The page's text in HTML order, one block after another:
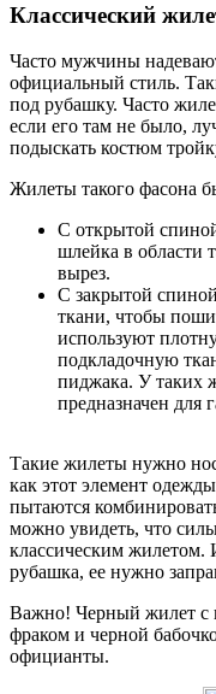
Классический
Часто мужчины
официальный стиль.
под рубашку. Часто
если его там не было,
подыскать костюм
Жилеты такого фасона
С открытой
шлейка в области
вырез.
С закрытой
ткани, чтобы
используют
подкладочную
пиджака. У таких
предназначен для
Такие жилеты нужно
как этот элемент
пытаются
можно увидеть, что
классическим жилетом.
рубашка, ее нужно
Важно! Черный жилет с
фраком и черной
официанты.